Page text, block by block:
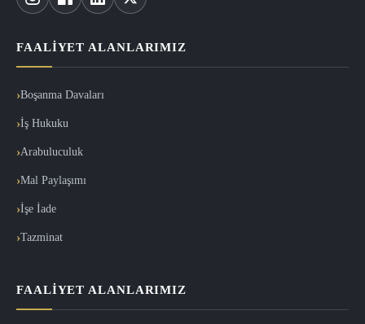
FAALIYET ALANLARIMIZ
Boşanma Davaları
İş Hukuku
Arabuluculuk
Mal Paylaşımı
İşe İade
Tazminat
FAALIYET ALANLARIMIZ